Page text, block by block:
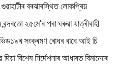
বৰঝাৰস্থিত লোকপ্ৰিয়
২৫মে’ৰ পৰা ঘৰুৱা যাত্ৰীবাহী
সংক্ৰমণ ৰোধৰ বাবে আই চি
বিশেষ নিৰ্দেশনাৰ আধাৰত বিমানেৰে